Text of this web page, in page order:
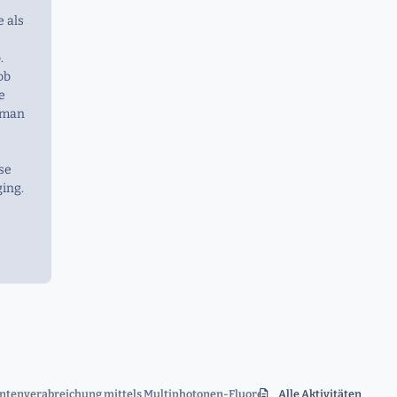
als
mittels Multiphotonen-Fluoreszenzlebensdauer-
Alle Aktivitäten